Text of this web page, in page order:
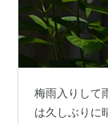
梅雨入りして
は久しぶりに